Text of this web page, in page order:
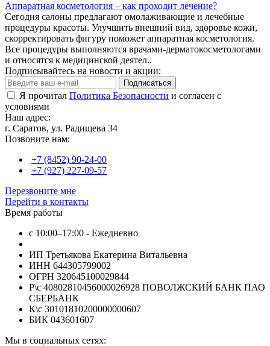
Аппаратная косметология – как проходит лечение?
Сегодня салоны предлагают омолаживающие и лечебные
процедуры красоты. Улучшить внешний вид, здоровье кожи,
скорректировать фигуру поможет аппаратная косметология.
Все процедуры выполняются врачами-дерматокосметологами
и относятся к медицинской деятел..
Подписывайтесь на новости и акции:
Подписаться
Я прочитал Политика Безопасности и согласен с
условиями
Наш адрес:
г. Саратов, ул. Радищева 34
Позвоните нам:
+7 (8452) 90-24-00
+7 (927) 227-09-57
Перезвоните мне
Перейти в контакты
Время работы
с 10:00–17:00 - Ежедневно
ИП Третьякова Екатерина Витальевна
ИНН 644305799002
ОГРН 320645100029844
Р\с 40802810456000026928 ПОВОЛЖСКИЙ БАНК ПАО
СБЕРБАНК
К\с 30101810200000000607
БИК 043601607
Мы в социальных сетях: